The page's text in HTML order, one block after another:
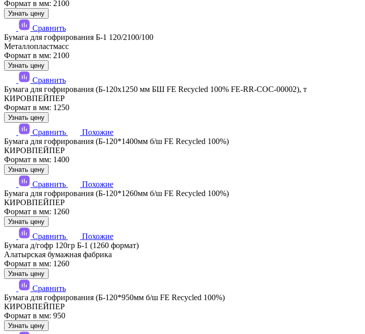
Формат в мм: 2100
Узнать цену
Сравнить
Бумага для гофрирования Б-1 120/2100/100
Металлопластмасс
Формат в мм: 2100
Узнать цену
Сравнить
Бумага для гофрирования (Б-120х1250 мм БШ FE Recycled 100% FE-RR-COC-00002), т
КИРОВПЕЙПЕР
Формат в мм: 1250
Узнать цену
Сравнить
Похожие
Бумага для гофрирования (Б-120*1400мм б/ш FE Recycled 100%)
КИРОВПЕЙПЕР
Формат в мм: 1400
Узнать цену
Сравнить
Похожие
Бумага для гофрирования (Б-120*1260мм б/ш FE Recycled 100%)
КИРОВПЕЙПЕР
Формат в мм: 1260
Узнать цену
Сравнить
Похожие
Бумага д/гофр 120гр Б-1 (1260 формат)
Алатырская бумажная фабрика
Формат в мм: 1260
Узнать цену
Сравнить
Бумага для гофрирования (Б-120*950мм б/ш FE Recycled 100%)
КИРОВПЕЙПЕР
Формат в мм: 950
Узнать цену